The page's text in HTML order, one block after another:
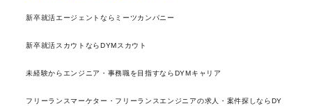
新卒就活エージェントならミーツカンパニー
新卒就活スカウトならDYMスカウト
未経験からエンジニア・事務職を目指すならDYMキャリア
フリーランスマーケター・フリーランスエンジニアの求人・案件探しならDY